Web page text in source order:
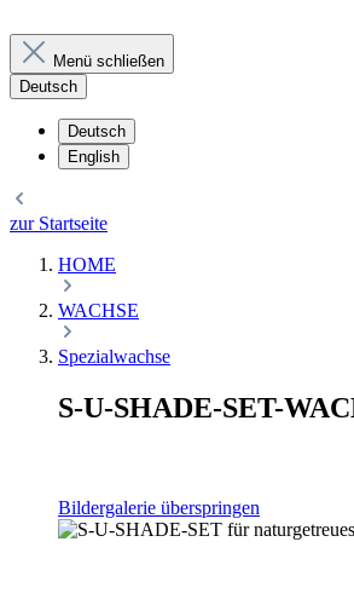
Menü schließen
Deutsch
Deutsch
English
zur Startseite
HOME
WACHSE
Spezialwachse
S-U-SHADE-SET-
Bildergalerie überspringen